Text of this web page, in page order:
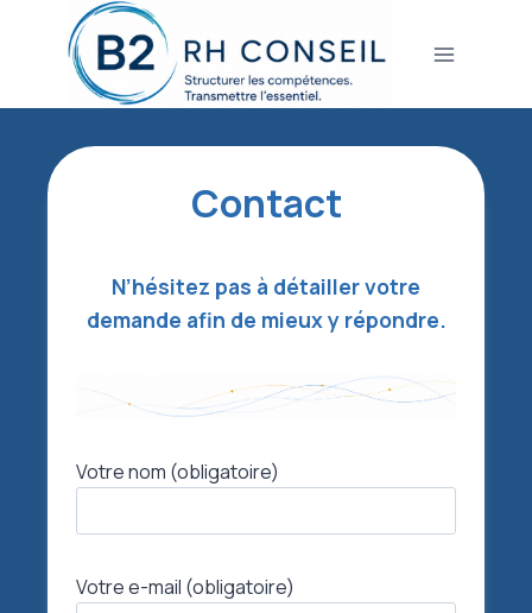
Contact
N’hésitez pas à détailler votre
demande afin de mieux y répondre.
Votre nom (obligatoire)
Votre e-mail (obligatoire)